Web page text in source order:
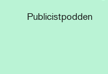
Publicistpodden